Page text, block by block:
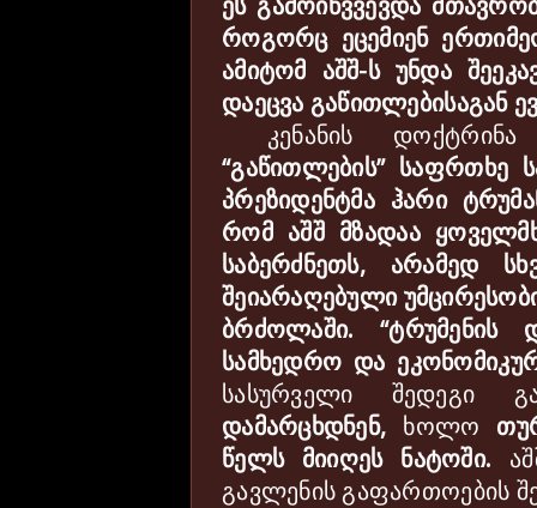
როგორც ეცემიენ
ამიტომ აშშ-ს უნდა
დაეცვა გაწითლებისაგან
კენანის
დოქტრინა
“გაწითლების” საფრთხე
პრეზიდენტმა ჰარი
რომ აშშ მზადაა
საბერძნეთს, არამედ სხ
შეიარაღებული
ბრძოლაში. “ტრუმენის
სამხედრო და
სასურველი
შედეგი
დამარცხდნენ, ხოლო
წელს მიიღეს ნატოში.
გავლენის გაფართოების